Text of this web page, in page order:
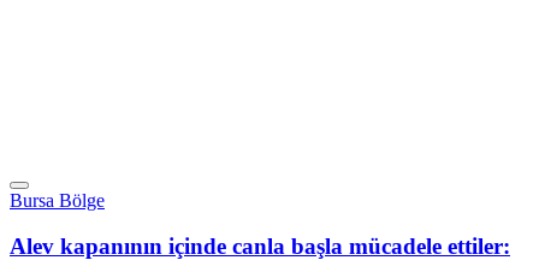
Bursa Bölge
Alev kapanının içinde canla başla mücadele ettiler: